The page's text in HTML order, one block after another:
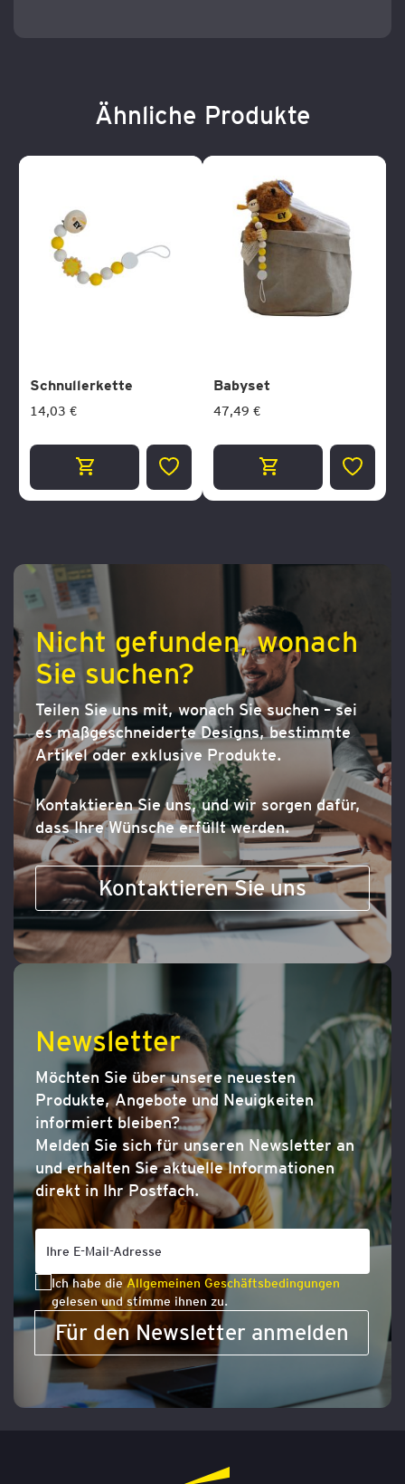
Ähnliche Produkte
Schnullerkette
14,03 €
ZUR
Babyset
47,49 €
ZUR
Nicht gefunden, wonach
Sie suchen?
Teilen Sie uns mit, wonach Sie suchen – sei
es maßgeschneiderte Designs, bestimmte
Artikel oder exklusive Produkte.
Kontaktieren Sie uns, und wir sorgen dafür,
dass Ihre Wünsche erfüllt werden.
Kontaktieren Sie uns
Newsletter
Möchten Sie über unsere neuesten
Produkte, Angebote und Neuigkeiten
informiert bleiben?
Melden Sie sich für unseren Newsletter an
und erhalten Sie aktuelle Informationen
direkt in Ihr Postfach.
Ich habe dieAllgemeinen Geschäftsbedingungen
gelesen und stimme ihnen zu.
Für den Newsletter anmelden